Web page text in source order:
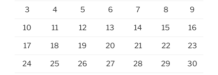
3 4 5 6 7 8 9
10 11 12 13 14 15 16
17 18 19 20 21 22 23
24 25 26 27 28 29 30